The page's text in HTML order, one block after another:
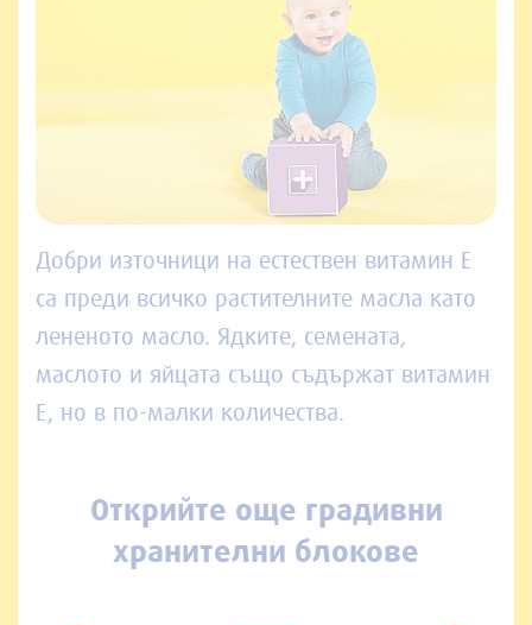
Добри източници на естествен витамин Е
са преди всичко растителните масла като
лененото масло. Ядките, семената,
маслото и яйцата също съдържат витамин
Е, но в по-малки количества.
Открийте още градивни
хранителни блокове